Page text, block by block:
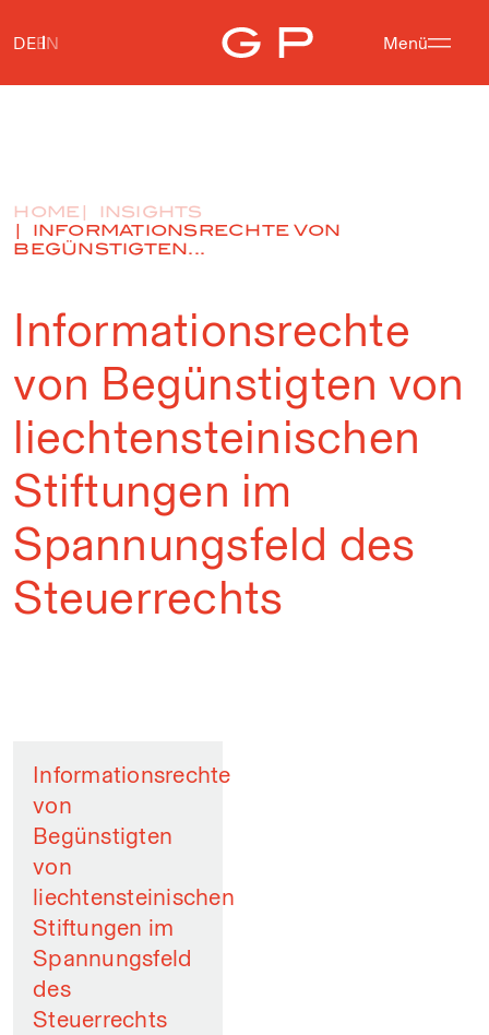
Menü
DEEN
HOME
INSIGHTS
INFORMATIONSRECHTE VON
BEGÜNSTIGTEN...
Informationsrechte
von Begünstigten von
liechtensteinischen
Stiftungen im
Spannungsfeld des
Steuerrechts
Informationsrechte
von
Begünstigten
von
liechtensteinischen
Stiftungen im
Spannungsfeld
des
Steuerrechts